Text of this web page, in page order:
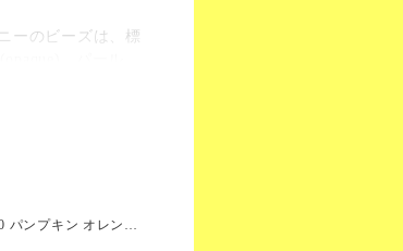
ーのビーズは、標
ト(matte)など、 9
やゾウなど、 40以
ることができま
50770 パンプキン オレンジ 不透明 9x6mm(標準) バレル ポニービーズ (100個)